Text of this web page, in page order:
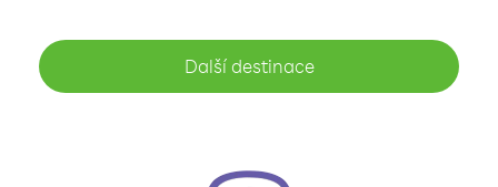
Další destinace